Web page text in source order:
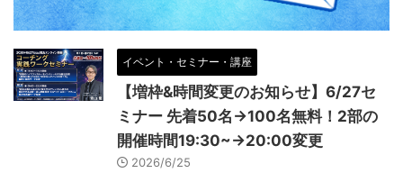
イベント・セミナー・講座
【増枠&時間変更のお知らせ】6/27セ
ミナー 先着50名→100名無料！2部の
開催時間19:30~→20:00変更
2026/6/25